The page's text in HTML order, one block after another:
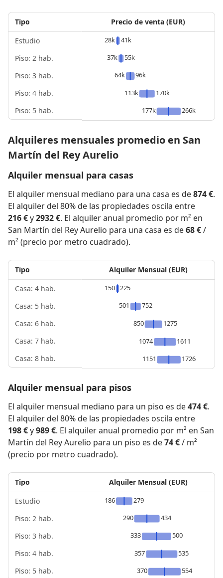
Tipo
Estudio
Piso: 2 hab.
Piso: 3 hab.
Piso: 4 hab.
Piso: 5 hab.
Precio de venta (EUR)
28k
41k
37k
55k
64k
96k
113k
170k
177k
266k
Alquileres mensuales promedio en San
Martín del Rey Aurelio
Alquiler mensual para casas
El alquiler mensual mediano para una casa es de874 €.
El alquiler del 80% de las propiedades oscila entre
216 €y2932 €. El alquiler anual promedio por m² en
San Martín del Rey Aurelio para una casa es de68 €/
m² (precio por metro cuadrado).
Tipo
Casa: 4 hab.
Casa: 5 hab.
Casa: 6 hab.
Casa: 7 hab.
Casa: 8 hab.
Alquiler Mensual (EUR)
150 225
501
752
850
1275
1074
1611
1151
1726
Alquiler mensual para pisos
El alquiler mensual mediano para un piso es de474 €.
El alquiler del 80% de las propiedades oscila entre
198 €y989 €. El alquiler anual promedio por m² en San
Martín del Rey Aurelio para un piso es de74 €/ m²
(precio por metro cuadrado).
Tipo
Estudio
Piso: 2 hab.
Piso: 3 hab.
Piso: 4 hab.
Piso: 5 hab.
Alquiler Mensual (EUR)
186
279
290
434
333
500
357
535
370
554